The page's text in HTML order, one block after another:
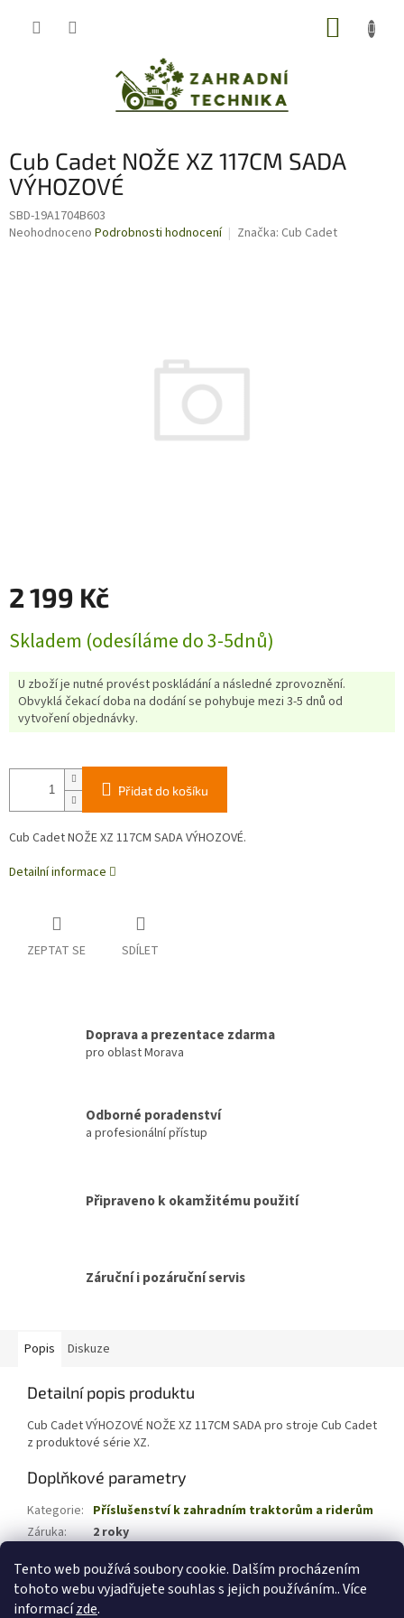
Tento web používá soubory cookie. Dalším procházením
tohoto webu vyjadřujete souhlas s jejich používáním.. Více
informacízde.
Cub Cadet NOŽE XZ 117CM SADA
VÝHOZOVÉ
SBD-19A1704B603
Průměrné
Neohodnoceno Podrobnosti hodnocení Značka: Cub Cadet
2 199 Kč
cena:
Skladem (odesíláme do 3-5dnů)
U zboží je nutné provést poskládání a následné zprovoznění.
Obvyklá čekací doba na dodání se pohybuje mezi 3-5 dnů od
vytvoření objednávky.
Přidat do košíku
Cub Cadet NOŽE XZ 117CM SADA VÝHOZOVÉ.
Detailní informace
ZEPTAT SE SDÍLET
Doprava a prezentace zdarma
pro oblast Morava
Odborné poradenství
a profesionální přístup
Připraveno k okamžitému použití
Záruční i pozáruční servis
Popis Diskuze
Detailní popis produktu
Cub Cadet VÝHOZOVÉ NOŽE XZ 117CM SADA pro stroje Cub Cadet
z produktové série XZ.
Doplňkové parametry
Kategorie: Příslušenství k zahradním traktorům a riderům
Záruka:
2 roky